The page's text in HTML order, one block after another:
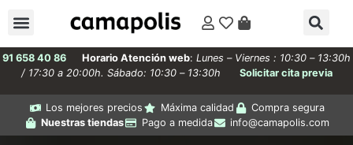
91 658 40 86 Horario Atención web: Lunes – Viernes : 10:30 – 13:30h
/ 17:30 a 20:00h. Sábado: 10:30 – 13:30h
Solicitar cita previa
Los mejores precios Máxima calidad
Compra segura
Nuestras tiendas
Pago a medida info@camapolis.com